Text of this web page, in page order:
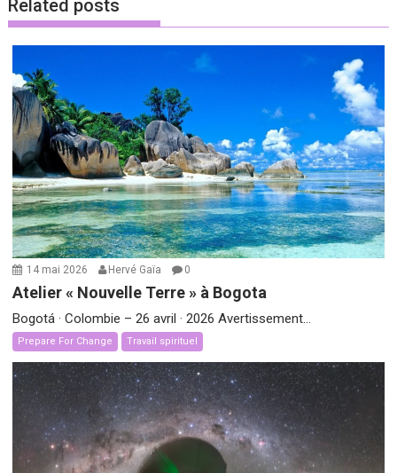
Related posts
14 mai 2026 Hervé Gaïa 0
Atelier « Nouvelle Terre » à Bogota
Bogotá · Colombie – 26 avril · 2026 Avertissement...
Prepare For Change Travail spirituel